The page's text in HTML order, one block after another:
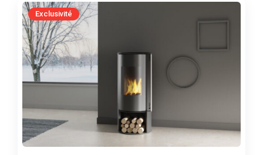
Exclusivité